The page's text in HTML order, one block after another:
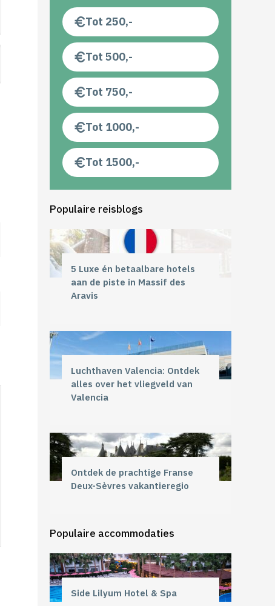
Tot 250,-
Tot 500,-
Tot 750,-
Tot 1000,-
Tot 1500,-
Populaire reisblogs
5 Luxe én betaalbare hotels
aan de piste in Massif des
Aravis
Luchthaven Valencia: Ontdek
alles over het vliegveld van
Valencia
Ontdek de prachtige Franse
Deux-Sèvres vakantieregio
Populaire accommodaties
Side Lilyum Hotel & Spa